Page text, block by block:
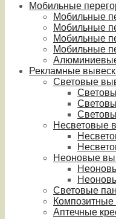
Мобильные
Мобильные
Мобильные
Мобильные
Мобильные
Рекламные
Световые
Несветовые
Неоновые
Световые
Композитные
Аптечные